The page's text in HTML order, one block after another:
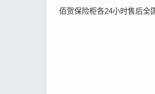
佰贺保险柜各24小时售后全